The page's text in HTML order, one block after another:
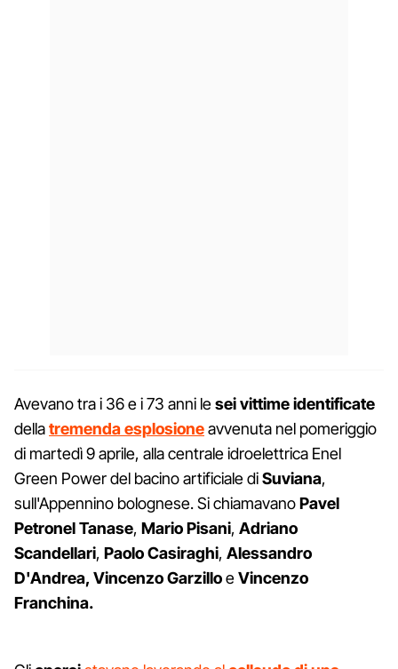
Avevano tra i 36 e i 73 anni lesei vittime identificate
dellatremendaesplosioneavvenuta nel pomeriggio
di martedì 9 aprile, alla centrale idroelettrica Enel
Green Power del bacino artificiale diSuviana,
sull'Appennino bolognese. Si chiamavanoPavel
PetronelTanase, MarioPisani, Adriano
Scandellari, PaoloCasiraghi, Alessandro
D'Andrea, Vincenzo GarzilloeVincenzo
Franchina.